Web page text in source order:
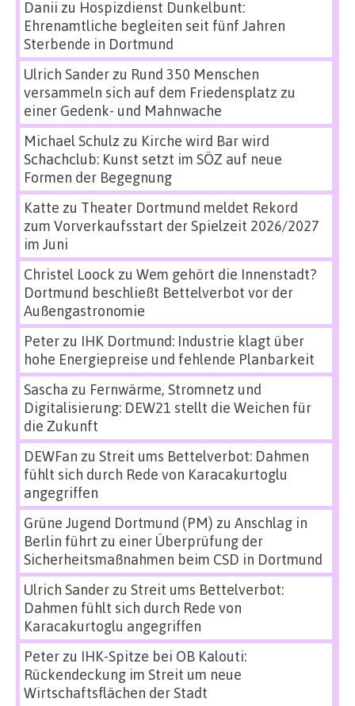
Danii zu Hospizdienst Dunkelbunt:
Ehrenamtliche begleiten seit fünf Jahren
Sterbende in Dortmund
Ulrich Sanderzu Rund 350 Menschen
versammeln sich auf dem Friedensplatz zu
einer Gedenk- und Mahnwache
Michael Schulz zu Kirche wird Bar wird
Schachclub: Kunst setzt im SÖZ auf neue
Formen der Begegnung
Katte zu Theater Dortmund meldet Rekord
zum Vorverkaufsstart der Spielzeit 2026/2027
im Juni
Christel Loock zu Wem gehört die Innenstadt?
Dortmund beschließt Bettelverbot vor der
Außengastronomie
Peterzu IHK Dortmund: Industrie klagt über
hohe Energiepreise und fehlende Planbarkeit
Sascha zu Fernwärme, Stromnetz und
Digitalisierung: DEW21 stellt die Weichen für
die Zukunft
DEWFan zu Streit ums Bettelverbot: Dahmen
fühlt sich durch Rede von Karacakurtoglu
angegriffen
Grüne Jugend Dortmund (PM) zu Anschlag in
Berlin führt zu einer Überprüfung der
Sicherheitsmaßnahmen beim CSD in Dortmund
Ulrich Sanderzu Streit ums Bettelverbot:
Dahmen fühlt sich durch Rede von
Karacakurtoglu angegriffen
Peterzu IHK-Spitze bei OB Kalouti:
Rückendeckung im Streit um neue
Wirtschaftsflächen der Stadt